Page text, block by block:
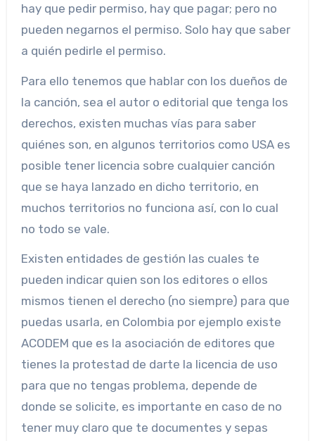
hay que pedir permiso, hay que pagar; pero no
pueden negarnos el permiso. Solo hay que saber
a quién pedirle el permiso.
Para ello tenemos que hablar con los dueños de
la canción, sea el autor o editorial que tenga los
derechos, existen muchas vías para saber
quiénes son, en algunos territorios como USA es
posible tener licencia sobre cualquier canción
que se haya lanzado en dicho territorio, en
muchos territorios no funciona así, con lo cual
no todo se vale.
Existen entidades de gestión las cuales te
pueden indicar quien son los editores o ellos
mismos tienen el derecho (no siempre) para que
puedas usarla, en Colombia por ejemplo existe
ACODEM que es la asociación de editores que
tienes la protestad de darte la licencia de uso
para que no tengas problema, depende de
donde se solicite, es importante en caso de no
tener muy claro que te documentes y sepas